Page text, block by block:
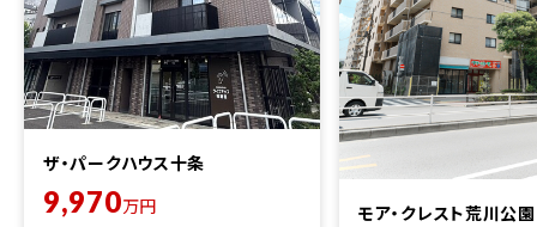
ザ・パークハウス十条
9,970万円
モア・クレスト荒川公